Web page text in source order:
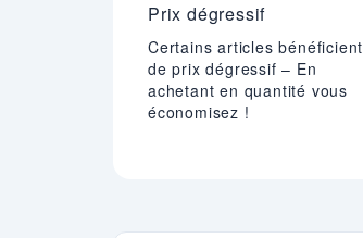
Prix dégressif
Certains articles bénéficient
de prix dégressif – En
achetant en quantité vous
économisez !